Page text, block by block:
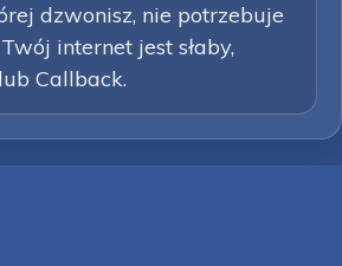
dzwonisz, nie potrzebuje
internet jest słaby,
Callback.